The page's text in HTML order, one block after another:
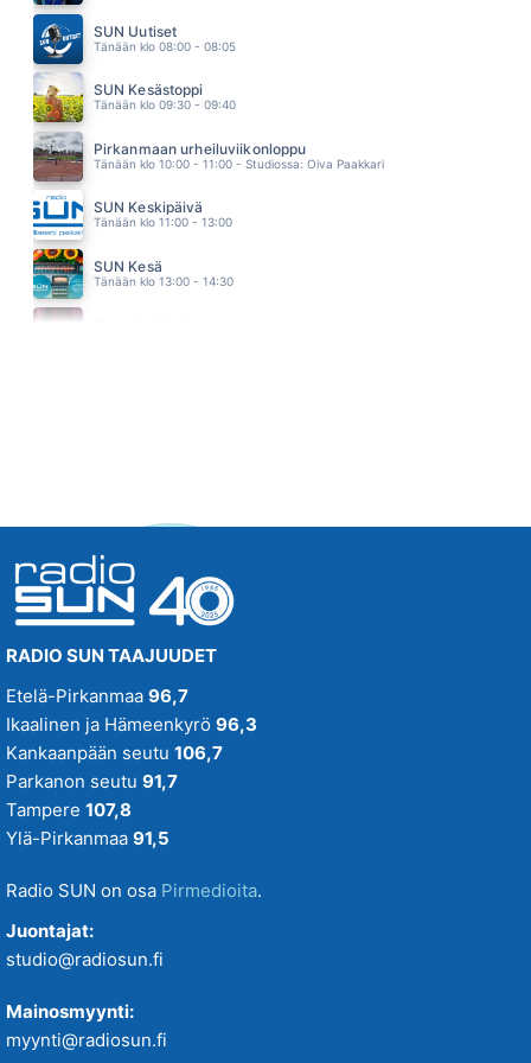
TOMI MARKKOLA
17.33
SUN Uutiset
Tänään klo 08:00 - 08:05
SUN Kesästoppi
Tänään klo 09:30 - 09:40
Pirkanmaan urheiluviikonloppu
Tänään klo 10:00 - 11:00 - Studiossa: Oiva Paakkari
SUN Keskipäivä
Tänään klo 11:00 - 13:00
SUN Kesä
Tänään klo 13:00 - 14:30
RADIO SUN TAAJUUDET
Etelä-Pirkanmaa 96,7
Ikaalinen ja Hämeenkyrö 96,3
Kankaanpään seutu 106,7
Parkanon seutu 91,7
Tampere 107,8
Ylä-Pirkanmaa 91,5
Radio SUN on osa Pirmedioita.
Juontajat:
studio@radiosun.fi
Mainosmyynti:
myynti@radiosun.fi